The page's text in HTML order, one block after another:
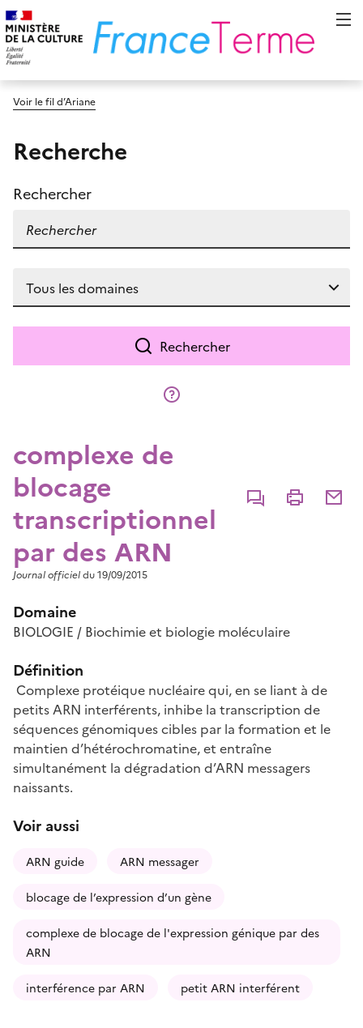
Voir le fil d’Ariane
Recherche
Rechercher
Rechercher
complexe de
blocage
transcriptionnel
par des ARN
CommenterImprimer
Journal officieldu 19/09/2015
Domaine
BIOLOGIE / Biochimie et biologie moléculaire
Définition
Complexe protéique nucléaire qui, en se liant à de
petits ARN interférents, inhibe la transcription de
séquences génomiques cibles par la formation et le
maintien d’hétérochromatine, et entraîne
simultanément la dégradation d’ARN messagers
naissants.
Voir aussi
ARN guide ARN messager
blocage de l’expression d’un gène
complexe de blocage de l'expression génique par des
ARN
interférence par ARN petit ARN interférent